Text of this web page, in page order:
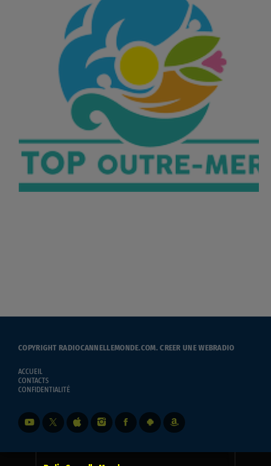
COPYRIGHT RADIOCANNELLEMONDE.COM.CREER UNE WEBRADIO
ACCUEIL
CONTACTS
CONFIDENTIALITÉ